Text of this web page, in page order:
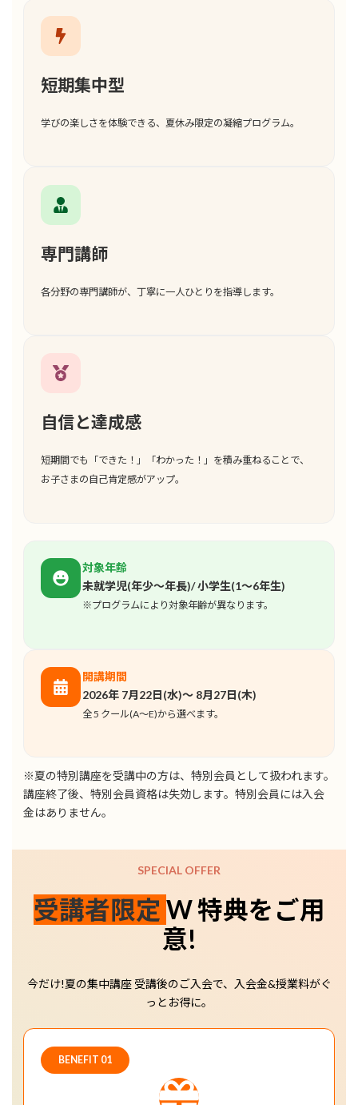
短期集中型
学びの楽しさを体験できる、夏休み限定の凝縮プログラム。
専門講師
各分野の専門講師が、丁寧に一人ひとりを指導します。
自信と達成感
短期間でも「できた！」「わかった！」を積み重ねることで、
お子さまの自己肯定感がアップ。
対象年齢
未就学児(年少〜年長)/ 小学生(1〜6年生)
※プログラムにより対象年齢が異なります。
開講期間
2026年 7月22日(水)〜 8月27日(木)
全 5 クール(A〜E)から選べます。
※夏の特別講座を受講中の方は、特別会員として扱われます。
講座終了後、特別会員資格は失効します。特別会員には入会
金はありません。
SPECIAL OFFER
受講者限定 W 特典をご用
意!
今だけ!夏の集中講座 受講後のご入会で、入会金&授業料がぐ
っとお得に。
BENEFIT 01